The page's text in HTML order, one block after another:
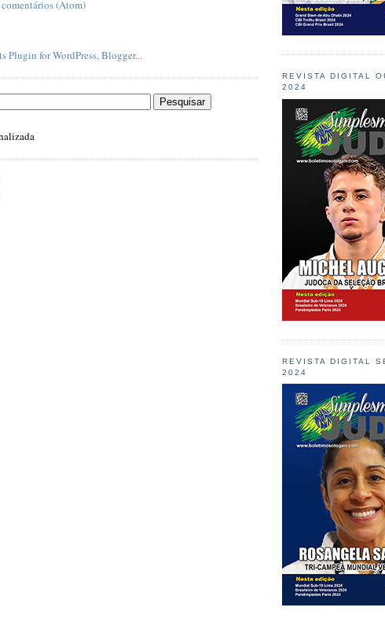
comentários (Atom)
REVISTA DIGITAL
2024
REVISTA DIGITAL
2024